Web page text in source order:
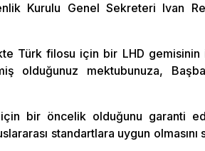
Kurulu Genel Sekreteri Ivan
Türk filosu için bir LHD gemisinin
olduğunuz mektubunuza,
bir öncelik olduğunu garanti
standartlara uygun olmasını